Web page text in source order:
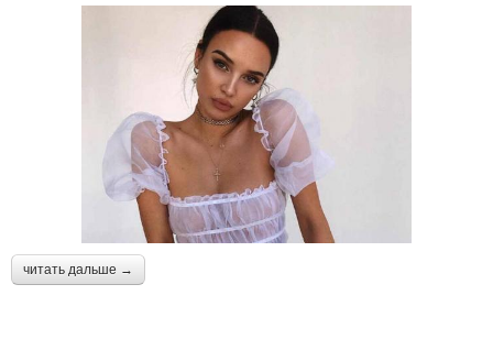
читать дальше →